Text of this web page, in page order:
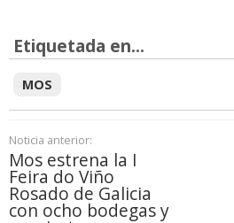
Etiquetada en...
MOS
Noticia anterior:
Mos estrena la I
Feira do Viño
Rosado de Galicia
con ocho bodegas y